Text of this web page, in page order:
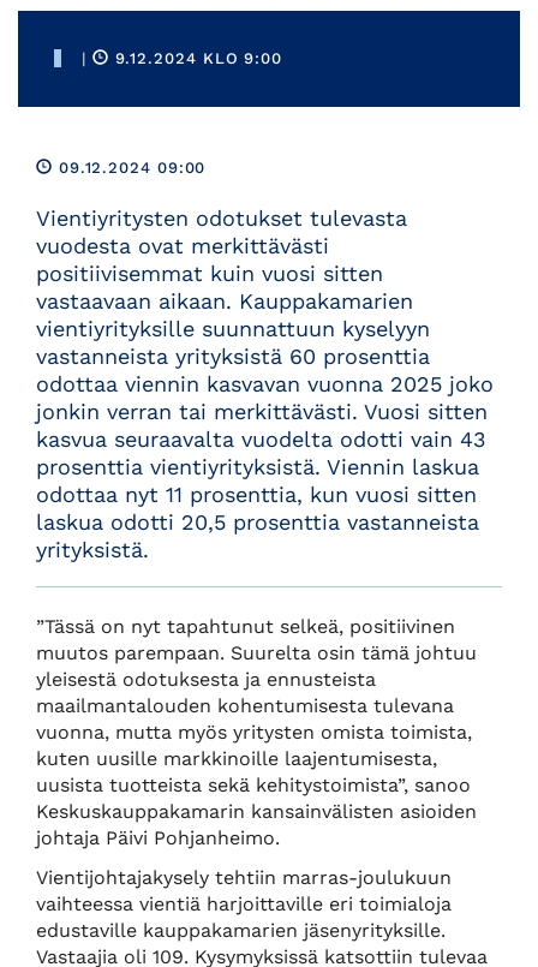
| 9.12.2024 KLO 9:00
09.12.2024 09:00
Vientiyritysten odotukset tulevasta
vuodesta ovat merkittävästi
positiivisemmat kuin vuosi sitten
vastaavaan aikaan. Kauppakamarien
vientiyrityksille suunnattuun kyselyyn
vastanneista yrityksistä 60 prosenttia
odottaa viennin kasvavan vuonna 2025 joko
jonkin verran tai merkittävästi. Vuosi sitten
kasvua seuraavalta vuodelta odotti vain 43
prosenttia vientiyrityksistä. Viennin laskua
odottaa nyt 11 prosenttia, kun vuosi sitten
laskua odotti 20,5 prosenttia vastanneista
yrityksistä.
”Tässä on nyt tapahtunut selkeä, positiivinen
muutos parempaan. Suurelta osin tämä johtuu
yleisestä odotuksesta ja ennusteista
maailmantalouden kohentumisesta tulevana
vuonna, mutta myös yritysten omista toimista,
kuten uusille markkinoille laajentumisesta,
uusista tuotteista sekä kehitystoimista”, sanoo
Keskuskauppakamarin kansainvälisten asioiden
johtaja Päivi Pohjanheimo.
Vientijohtajakysely tehtiin marras-joulukuun
vaihteessa vientiä harjoittaville eri toimialoja
edustaville kauppakamarien jäsenyrityksille.
Vastaajia oli 109. Kysymyksissä katsottiin tulevaa